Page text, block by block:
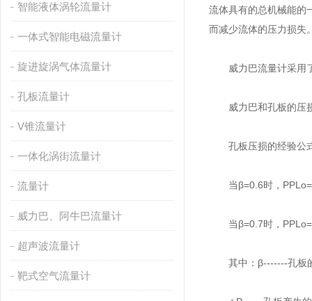
智能液体涡轮流量计
一体式智能电磁流量计
旋进旋涡气体流量计
孔板流量计
V锥流量计
一体化涡街流量计
流量计
威力巴、阿牛巴流量计
超声波流量计
靶式空气流量计
流体具有的总机械能的
而减少流体的压力损失
威力巴流量计采用了
威力巴和孔板的压
孔板压损的经验公
当β=0.6时，
当β=0.7时，
其中：β-------孔板